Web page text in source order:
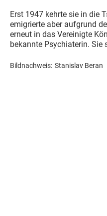
Erst 1947 kehrte sie in die
emigrierte aber aufgrund
erneut in das Vereinigte
bekannte Psychiaterin. Sie
Bildnachweis: Stanislav Beran